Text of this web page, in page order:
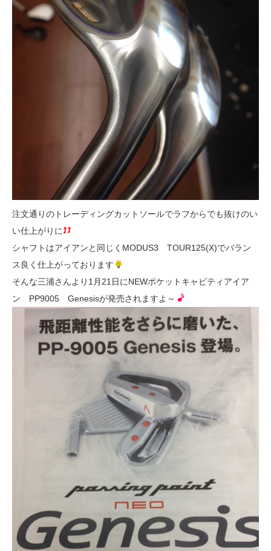
注文通りのトレーディングカットソールでラフからでも抜けのい
い仕上がりに
シャフトはアイアンと同じくMODUS3 TOUR125(X)でバラン
ス良く仕上がっております
そんな三浦さんより1月21日にNEWポケットキャビティアイア
ン PP9005 Genesisが発売されますよ～